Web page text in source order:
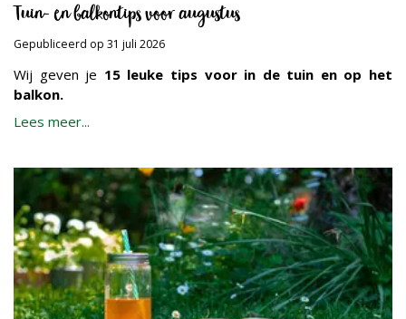
Tuin- en balkontips voor augustus
Gepubliceerd op 31 juli 2026
Wij geven je 15 leuke tips voor in de tuin en op het
balkon.
Lees meer...